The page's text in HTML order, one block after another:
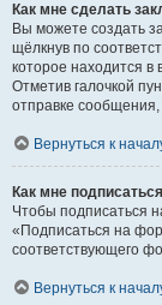
Как мне сделать
Вы можете создать
щёлкнув по
которое находится
Отметив галочкой
отправке
Вернуться к
Как мне
Чтобы подписаться
«Подписаться на
соответствующего
Вернуться к